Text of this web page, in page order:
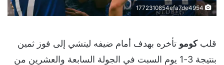
قلبكومو تأخره بهدف أمام ضيفه ليتشي إلى فوز ثمين
بنتيجة 3-1 يوم السبت في الجولة السابعة والعشرين من